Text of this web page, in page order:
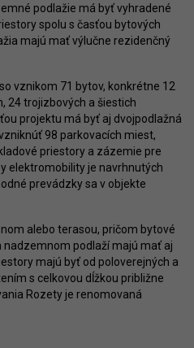
podlažie má byť vyhradené
spolu s časťou bytových
majú mať výlučne rezidenčný
vznikom 71 bytov, konkrétne 12
24 trojizbových a šiestich
projektu má byť aj dvojpodlažná
98 parkovacích miest,
priestory a zázemie pre
elektromobility je navrhnutých
prevádzky sa v objekte
alebo terasou, pričom bytové
podlaží majú mať aj
majú byť od poloverejných a
s celkovou dĺžkou približne
Rozety je renomovaná